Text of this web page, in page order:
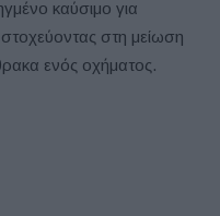
καύσιμο για
στοχεύοντας στη μείωση
ενός οχήματος.